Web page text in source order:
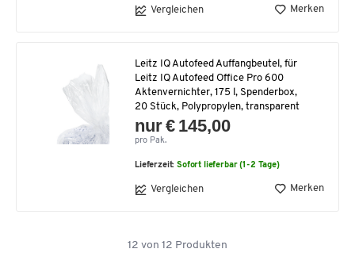
Vergleichen Merken
Leitz IQ Autofeed Auffangbeutel, für
Leitz IQ Autofeed Office Pro 600
Aktenvernichter, 175 l, Spenderbox,
20 Stück, Polypropylen, transparent
nur € 145,00
pro Pak.
Lieferzeit:Sofort lieferbar (1-2 Tage)
Vergleichen Merken
12 von 12 Produkten